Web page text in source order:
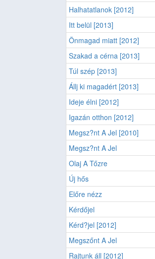
Halhatatlanok [2012]
Itt belül [2013]
Önmagad miatt [2012]
Szakad a cérna [2013]
Túl szép [2013]
Állj ki magadért [2013]
Ideje élni [2012]
Igazán otthon [2012]
Megsz?nt A Jel [2010]
Megsz?nt A Jel
Olaj A Tőzre
Új hős
Előre nézz
Kérdőjel
Kérd?jel [2012]
Megszőnt A Jel
Rajtunk áll [2012]